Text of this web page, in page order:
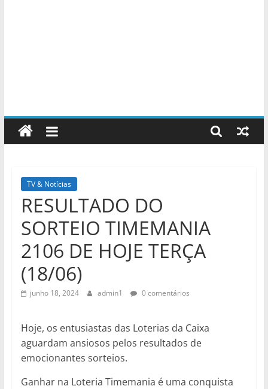
TV & Notícias
RESULTADO DO
SORTEIO TIMEMANIA
2106 DE HOJE TERÇA
(18/06)
junho 18, 2024 admin1 0 comentários
Hoje, os entusiastas das Loterias da Caixa
aguardam ansiosos pelos resultados de
emocionantes sorteios.
Ganhar na Loteria Timemania é uma conquista